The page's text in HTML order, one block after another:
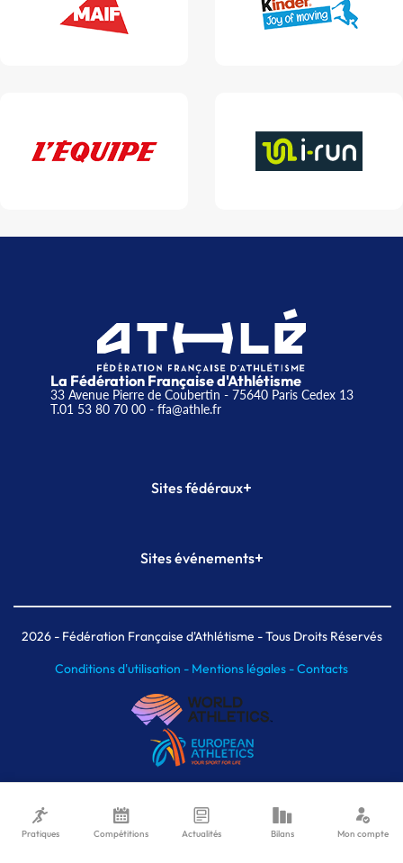
La Fédération Française d'Athlétisme
33 Avenue Pierre de Coubertin - 75640 Paris Cedex 13
T.01 53 80 70 00- ffa@athle.fr
Sites fédéraux+
Plateforme Formation
Sites événements+
Meeting de Paris indoor
MAIF Ekiden de Paris
2026- Fédération Française d'Athlétisme - Tous Droits Réservés
Conditions d'utilisation - Mentions légales -Contacts
Pratiques Compétitions Actualités Bilans Mon compte